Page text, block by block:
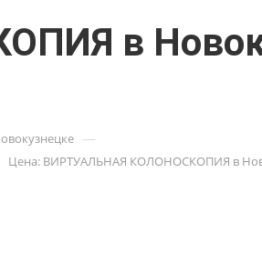
в
—
Цена: ВИРТУАЛЬНАЯ КОЛОНОСКОПИЯ в